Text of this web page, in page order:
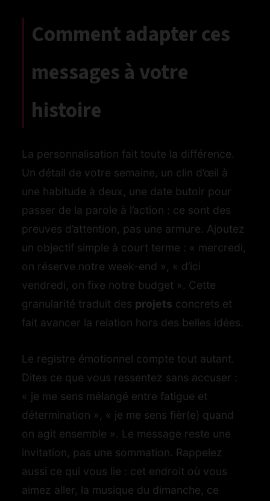
Comment adapter ces
messages à votre
histoire
La personnalisation fait toute la différence.
Un détail de votre semaine, un clin d’œil à
une habitude à deux, une date butoir pour
passer de la parole à l’action : ce sont des
preuves d’attention, pas une armure. Ajoutez
un objectif simple à court terme : « mercredi,
on réserve notre week-end », « d’ici
vendredi, on fixe notre budget ». Cette
granularité traduit des projets concrets et
fait avancer la relation hors des belles idées.
Le registre émotionnel compte tout autant.
Dites ce que vous ressentez sans accuser :
« je me sens mélangé entre fatigue et
détermination », « je me sens fièr(e) quand
on agit ensemble ». Le message reste une
invitation, pas une sommation. Rappelez
aussi ce qui vous lie : cet endroit où vous
aimez aller, la musique du dimanche, ce